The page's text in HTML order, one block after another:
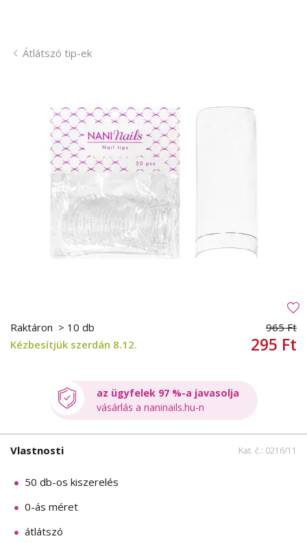
Átlátszó tip-ek
Raktáron > 10 db
Kézbesítjük szerdán 8.12.
965 Ft
295 Ft
az ügyfelek 97 %-a javasolja
vásárlás a naninails.hu-n
Vlastnosti Kat. č.: 0216/11
50 db-os kiszerelés
0-ás méret
átlátszó